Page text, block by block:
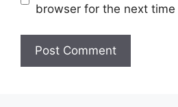
browser for the next time